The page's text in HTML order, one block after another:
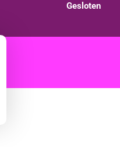
Gesloten